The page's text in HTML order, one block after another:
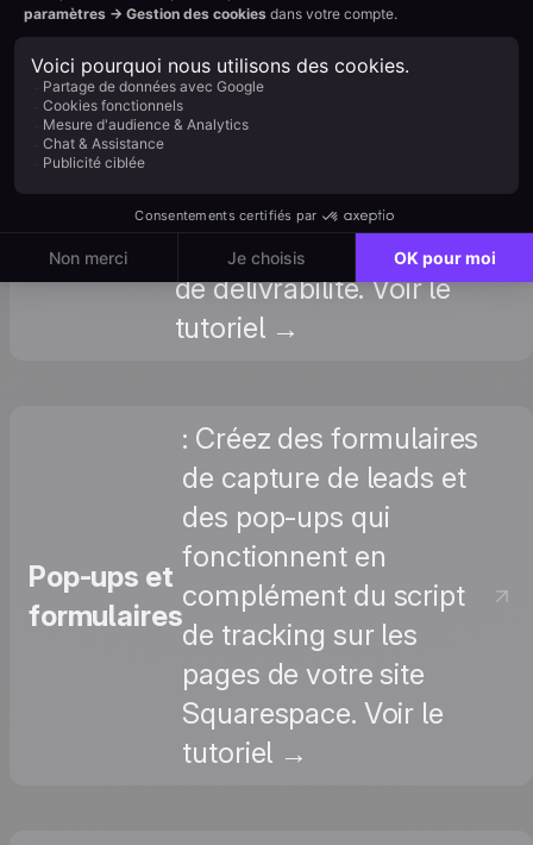
Comment
fonctionne
l'emailing
: Configurez les relances
email automatisées
pour les leads captés
Squarespace : modèles,
règles d'envoi et bases
de délivrabilité. Voir le
tutoriel →
Pop-ups et
formulaires
: Créez des formulaires
de capture de leads et
des pop-ups qui
fonctionnent en
complément du script
de tracking sur les
pages de votre site
Squarespace. Voir le
tutoriel →